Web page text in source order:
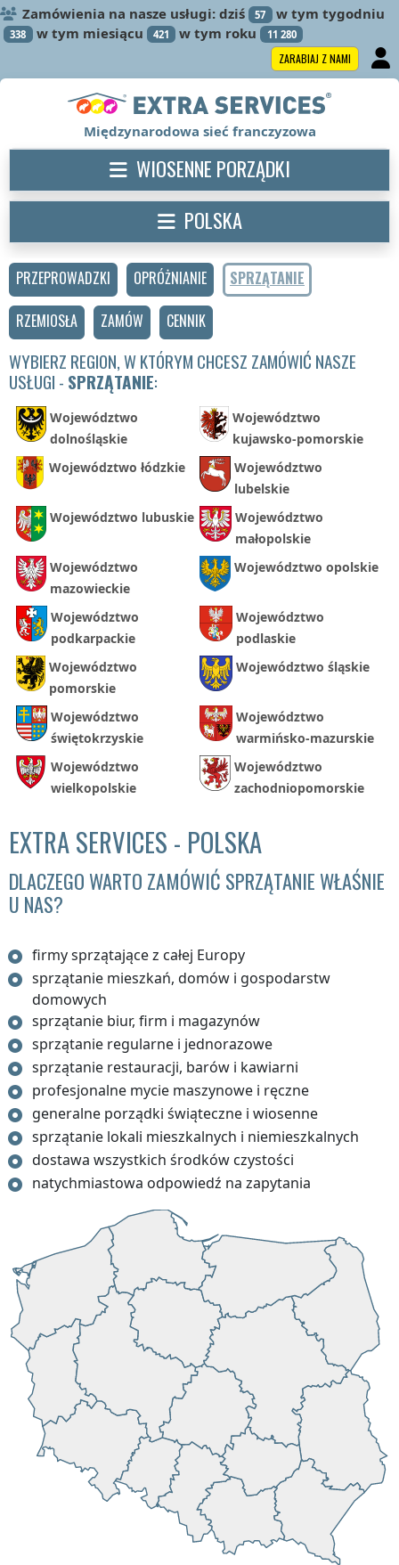
Zamówienia na nasze usługi: dziś 57 w tym tygodniu
338 w tym miesiącu 421 w tym roku 11 280
ZARABIAJ Z NAMI
PRZEPROWADZKI OPRÓŻNIANIE
SPRZĄTANIE
RZEMIOSŁA
ZAMÓW CENNIK
WYBIERZ REGION, W KTÓRYM CHCESZ ZAMÓWIĆ NASZE
USŁUGI - SPRZĄTANIE:
Województwo
dolnośląskie
Województwo
kujawsko-pomorskie
Województwo łódzkie
Województwo
lubelskie
Województwo lubuskie
Województwo
małopolskie
Województwo
mazowieckie
Województwo opolskie
Województwo
podkarpackie
Województwo
podlaskie
Województwo
pomorskie
Województwo śląskie
Województwo
świętokrzyskie
Województwo
warmińsko-mazurskie
Województwo
wielkopolskie
Województwo
zachodniopomorskie
EXTRA SERVICES - POLSKA
DLACZEGO WARTO ZAMÓWIĆ SPRZĄTANIE WŁAŚNIE
U NAS?
firmy sprzątające z całej Europy
sprzątanie mieszkań, domów i gospodarstw
domowych
sprzątanie biur, firm i magazynów
sprzątanie regularne i jednorazowe
sprzątanie restauracji, barów i kawiarni
profesjonalne mycie maszynowe i ręczne
generalne porządki świąteczne i wiosenne
sprzątanie lokali mieszkalnych i niemieszkalnych
dostawa wszystkich środków czystości
natychmiastowa odpowiedź na zapytania
Międzynarodowa sieć franczyzowa
WIOSENNE PORZĄDKI
POLSKA